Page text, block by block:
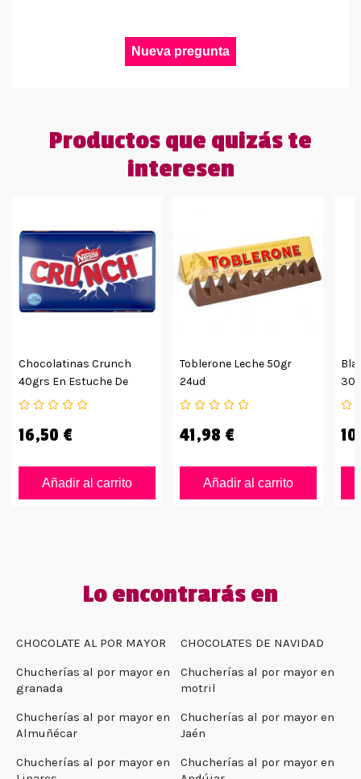
Nueva pregunta
Productos que quizás te
interesen
Chocolatinas Crunch
40grs En Estuche De
15uds
16,50 €
Añadir al carrito
Toblerone Leche 50gr
24ud
41,98 €
Añadir al carrito
Lo encontrarás en
CHOCOLATE AL POR MAYOR
CHOCOLATES DE NAVIDAD
Chucherías al por mayor en
granada
Chucherías al por mayor en
motril
Chucherías al por mayor en
Almuñécar
Chucherías al por mayor en
Jaén
Chucherías al por mayor en
Chucherías al por mayor en